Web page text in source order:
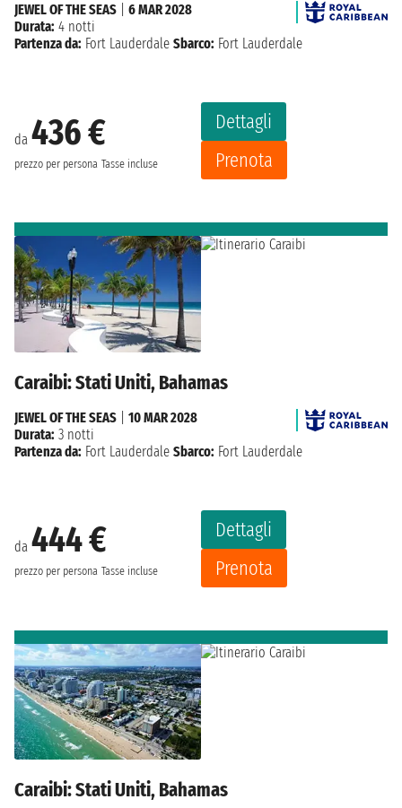
da 436 €
prezzo per persona Tasse incluse
Dettagli
Prenota
JEWEL OF THE SEAS
6 MAR 2028
Durata: 4 notti
Partenza da: Fort Lauderdale Sbarco: Fort Lauderdale
Caraibi: Stati Uniti, Bahamas
da 444 €
prezzo per persona Tasse incluse
Dettagli
Prenota
JEWEL OF THE SEAS
10 MAR 2028
Durata: 3 notti
Partenza da: Fort Lauderdale Sbarco: Fort Lauderdale
Caraibi: Stati Uniti, Bahamas